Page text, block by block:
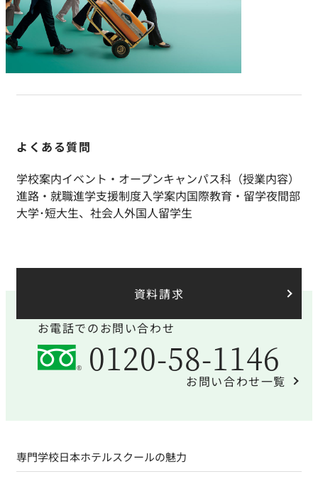
よくある質問
学校案内イベント・オープンキャンパス科（授業内容）
進路・就職進学支援制度入学案内国際教育・留学夜間部
大学･短大生、社会人外国人留学生
資料請求
お電話でのお問い合わせ
0120-58-1146
お問い合わせ一覧
専門学校日本ホテルスクールの魅力